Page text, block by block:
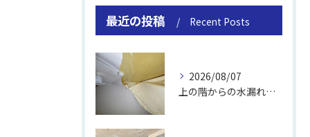
最近の投稿 Recent Posts
2026/08/07
上の階からの水漏れでカビ｜対処法と業者